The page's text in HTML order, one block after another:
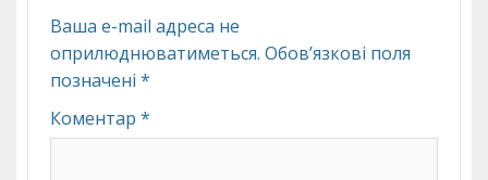
Ваша e-mail адреса не
оприлюднюватиметься. Обов’язкові поля
позначені *
Коментар *